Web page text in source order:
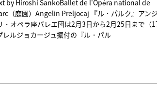
by Hiroshi SankoBallet de l'Opéra national de
（庭園）Angelin Preljocaj 『ル・パルク』アン
・オペラ座バレエ団は2月3日から2月25日まで（
ルジョカージュ振付の『ル・パル